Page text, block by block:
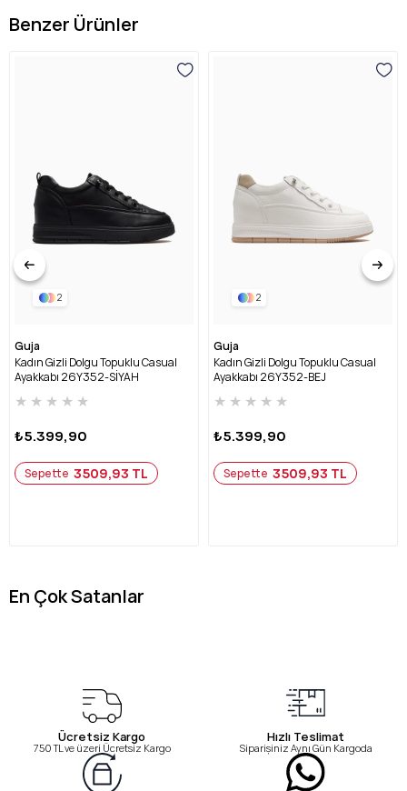
Benzer Ürünler
2
Guja
Kadın Gizli Dolgu Topuklu Casual
Ayakkabı 26Y352-SİYAH
★ ★ ★ ★ ★
₺5.399,90
Sepette 3509,93 TL
2
Guja
Kadın Gizli Dolgu Topuklu Casual
Ayakkabı 26Y352-BEJ
★ ★ ★ ★ ★
₺5.399,90
Sepette 3509,93 TL
En Çok Satanlar
Ücretsiz Kargo
750 TL ve üzeri Ücretsiz Kargo
Hızlı Teslimat
Siparişiniz Aynı Gün Kargoda